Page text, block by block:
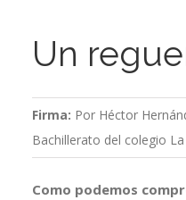
Un
Firma: Por Héctor
Bachillerato del colegio
Como podemos